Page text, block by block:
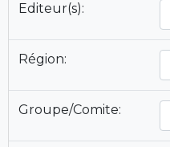
Editeur(s):
Région:
Groupe/Comite: